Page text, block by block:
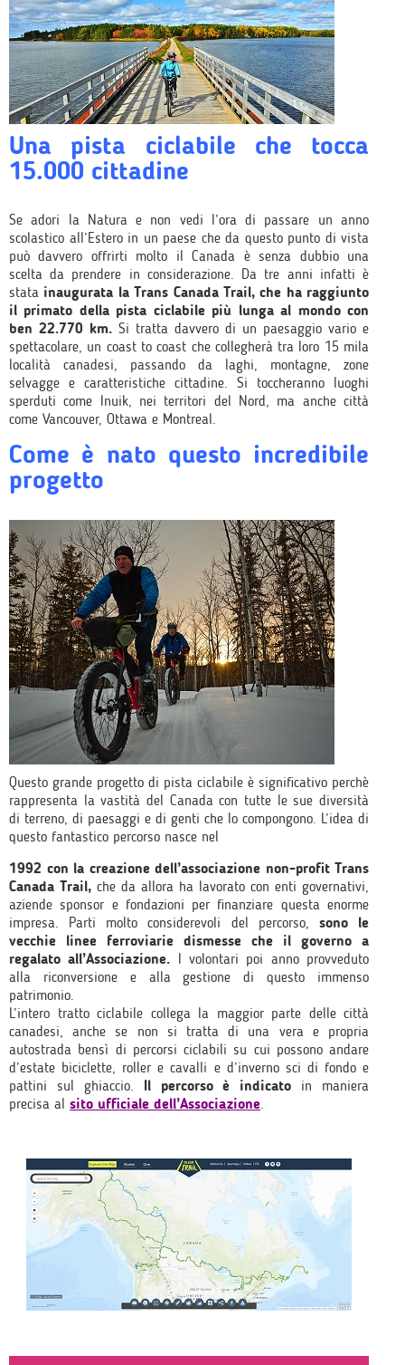
Una pista ciclabile che tocca
15.000 cittadine
Se adori la Natura e non vedi l’ora di passare un anno
scolastico all’Estero in un paese che da questo punto di vista
può davvero offrirti molto il Canada è senza dubbio una
scelta da prendere in considerazione. Da tre anni infatti è
stata inaugurata la Trans Canada Trail, che ha raggiunto
il primato della pista ciclabile più lunga al mondo con
ben 22.770 km. Si tratta davvero di un paesaggio vario e
spettacolare, un coast to coast che collegherà tra loro 15 mila
località canadesi, passando da laghi, montagne, zone
selvagge e caratteristiche cittadine. Si toccheranno luoghi
sperduti come Inuik, nei territori del Nord, ma anche città
come Vancouver, Ottawa e Montreal.
Come è nato questo incredibile
progetto
Questo grande progetto di pista ciclabile è significativo perchè
rappresenta la vastità del Canada con tutte le sue diversità
di terreno, di paesaggi e di genti che lo compongono. L’idea di
questo fantastico percorso nasce nel
1992 con la creazione dell’associazione non-profit Trans
Canada Trail, che da allora ha lavorato con enti governativi,
aziende sponsor e fondazioni per finanziare questa enorme
impresa. Parti molto considerevoli del percorso, sono le
vecchie linee ferroviarie dismesse che il governo a
regalato all’Associazione. I volontari poi anno provveduto
alla riconversione e alla gestione di questo immenso
patrimonio.
L’intero tratto ciclabile collega la maggior parte delle città
canadesi, anche se non si tratta di una vera e propria
autostrada bensì di percorsi ciclabili su cui possono andare
d’estate biciclette, roller e cavalli e d’inverno sci di fondo e
pattini sul ghiaccio. Il percorso è indicato in maniera
precisa al sito ufficiale dell’Associazione.